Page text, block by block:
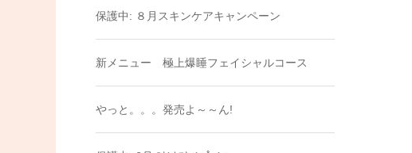
保護中: ８月スキンケアキャンペーン
新メニュー 極上爆睡フェイシャルコース
やっと。。。発売よ～～ん!